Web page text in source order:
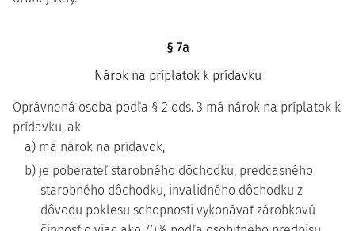
§ 7a
Nárok na príplatok k prídavku
Oprávnená osoba podľa § 2 ods. 3 má nárok na príplatok k
prídavku, ak
a) má nárok na prídavok,
b) je poberateľ starobného dôchodku, predčasného
starobného dôchodku, invalidného dôchodku z
dôvodu poklesu schopnosti vykonávať zárobkovú